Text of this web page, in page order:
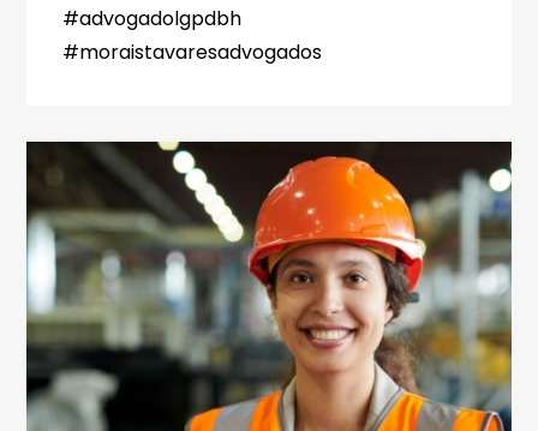
#advogadolgpdbh
#moraistavaresadvogados